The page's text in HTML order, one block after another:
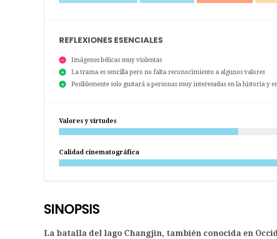
REFLEXIONES ESENCIALES
Imágenes bélicas muy violentas
La trama es sencilla pero no falta reconocimiento a algunos valores
Posiblemente solo gustará a personas muy interesadas en la historia y
Valores y virtudes
Calidad cinematográfica
SINOPSIS
La batalla del lago Changjin, también conocida en